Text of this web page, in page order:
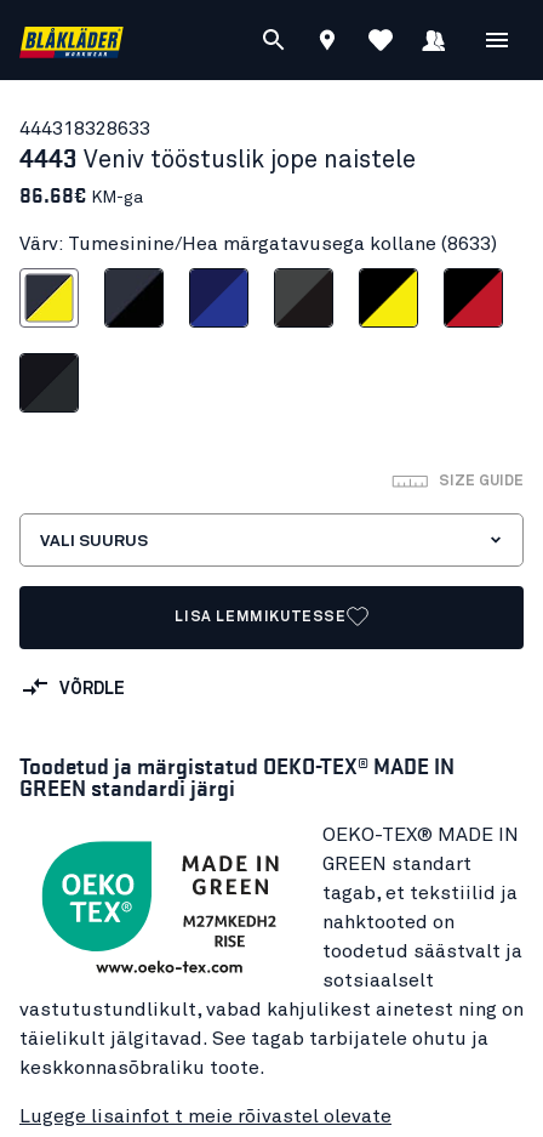
444318328633
4443 Veniv tööstuslik jope naistele
86.68€ KM-ga
Värv: Tumesinine/Hea märgatavusega kollane (8633)
märgatavusega kollane
Tume mariinsinine/Must
Mariinsinine/Kesksinine
Hall/MustMust/NeoonkollaneMust/Punane
SIZE GUIDE
VALI SUURUS
LISA LEMMIKUTESSE
VÕRDLE
Toodetud ja märgistatud OEKO-TEX® MADE IN
GREEN standardi järgi
OEKO-TEX® MADE IN
GREEN standart
tagab, et tekstiilid ja
nahktooted on
toodetud säästvalt ja
sotsiaalselt
vastutustundlikult, vabad kahjulikest ainetest ning on
täielikult jälgitavad. See tagab tarbijatele ohutu ja
keskkonnasõbraliku toote.
Lugege lisainfot t meie rõivastel olevate